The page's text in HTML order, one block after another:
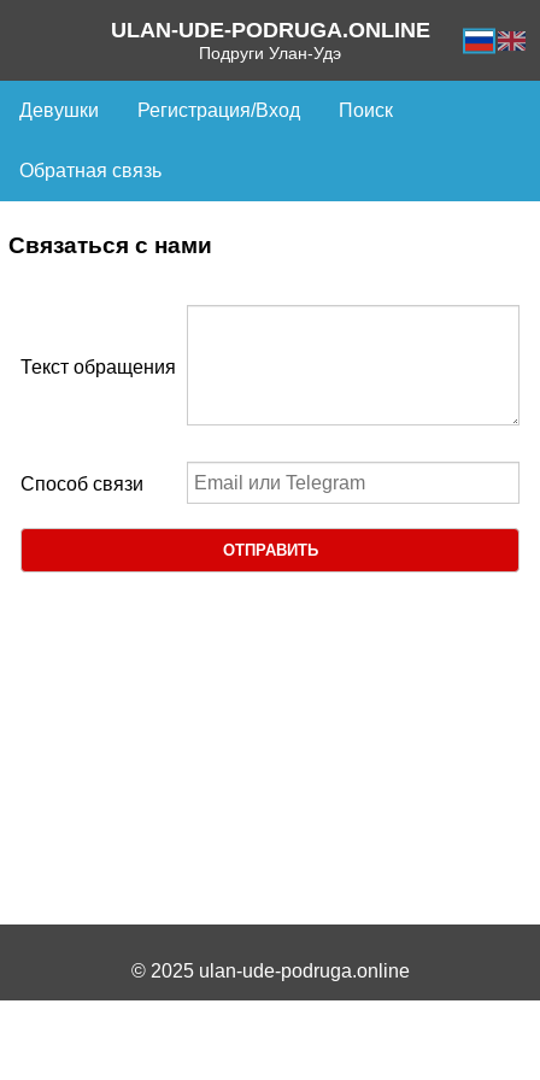
ULAN-UDE-PODRUGA.ONLINE
Подруги Улан-Удэ
Девушки Регистрация/Вход Поиск
Обратная связь
Связаться с нами
Текст обращения
Способ связи
ОТПРАВИТЬ
© 2025 ulan-ude-podruga.online